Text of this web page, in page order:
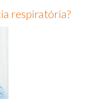
respiratória?